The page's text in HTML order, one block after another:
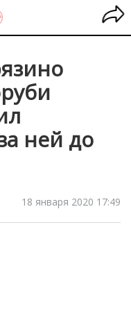
ней до
18 января 2020 17:49